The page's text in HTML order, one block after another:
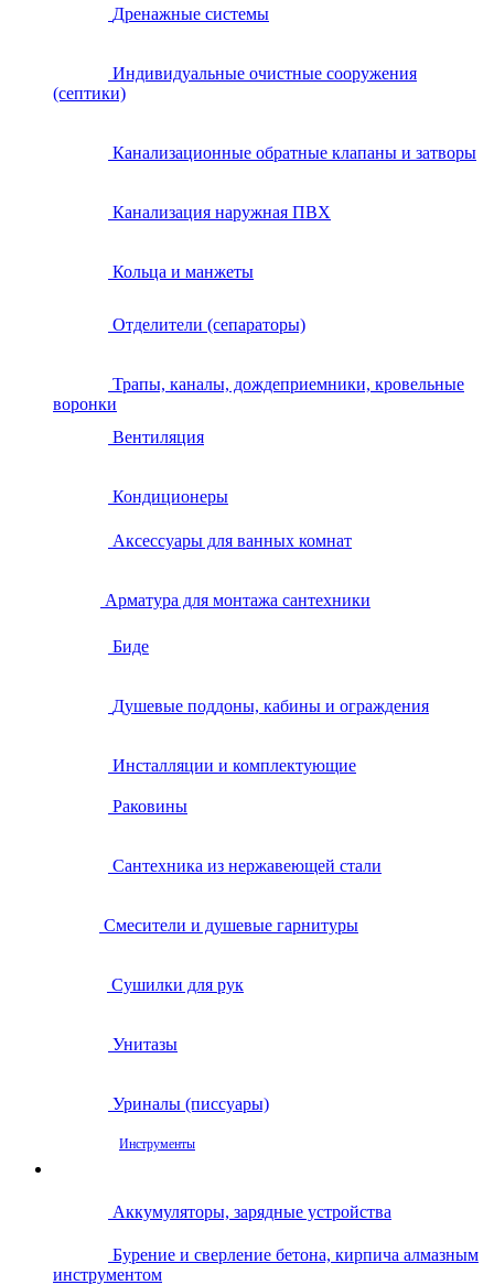
Дренажные системы
Индивидуальные очистные сооружения
(септики)
Канализационные обратные клапаны и затворы
Канализация наружная ПВХ
Кольца и манжеты
Отделители (сепараторы)
Трапы, каналы, дождеприемники, кровельные
воронки
Вентиляция
Кондиционеры
Аксессуары для ванных комнат
Арматура для монтажа сантехники
Биде
Душевые поддоны, кабины и ограждения
Инсталляции и комплектующие
Раковины
Сантехника из нержавеющей стали
Смесители и душевые гарнитуры
Сушилки для рук
Унитазы
Уриналы (писсуары)
Инструменты
Аккумуляторы, зарядные устройства
Бурение и сверление бетона, кирпича алмазным
инструментом